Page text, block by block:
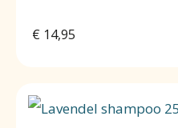
€ 14,95